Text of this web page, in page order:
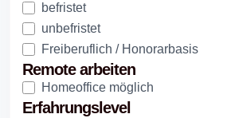
befristet
unbefristet
Freiberuflich / Honorarbasis
Remote arbeiten
Homeoffice möglich
Erfahrungslevel